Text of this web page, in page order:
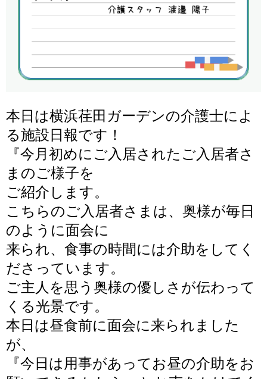
本日は横浜荏田ガーデンの介護士によ
る施設日報です！
『今月初めにご入居されたご入居者さ
まのご様子を
ご紹介します。
こちらのご入居者さまは、奥様が毎日
のように面会に
来られ、食事の時間には介助をしてく
ださっています。
ご主人を思う奥様の優しさが伝わって
くる光景です。
本日は昼食前に面会に来られました
が、
『今日は用事があってお昼の介助をお